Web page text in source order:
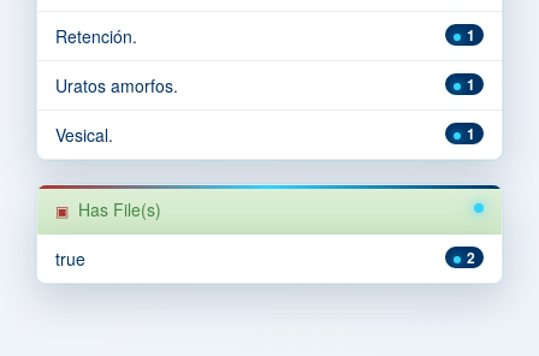
1
Retención.
1
Uratos amorfos.
1
Vesical.
Has File(s)
2
true